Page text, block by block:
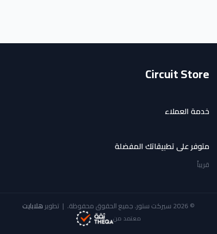
Circuit Store
خدمة العملاء
متوفر على تطبيقاتك المفضلة
قريباً
© 2026 سيركت ستور. جميع الحقوق محفوظة. | تطويرهلابايت
معتمد من